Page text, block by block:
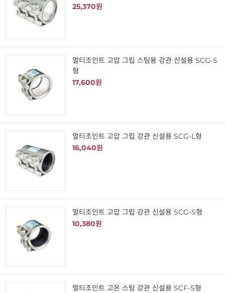
25,370원
멀티조인트 고압 그립 스팀용 강관 신설용 SCG-S
형
17,600원
멀티조인트 고압 그립 강관 신설용 SCG-L형
16,040원
멀티조인트 고압 그립 강관 신설용 SCG-S형
10,380원
멀티조인트 고온 스팀 강관 신설용 SCF-S형